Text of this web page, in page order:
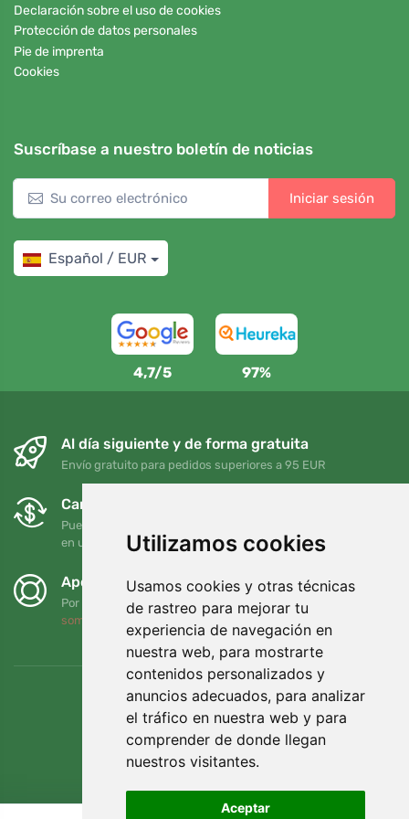
Utilizamos cookies
Usamos cookies y otras técnicas
de rastreo para mejorar tu
experiencia de navegación en
nuestra web, para mostrarte
contenidos personalizados y
anuncios adecuados, para analizar
el tráfico en nuestra web y para
comprender de donde llegan
nuestros visitantes.
Aceptar
Declaración sobre el uso de cookies
Protección de datos personales
Pie de imprenta
Cookies
Suscríbase a nuestro boletín de noticias
Iniciar sesión
Español / EUR
4,7/5 97%
Al día siguiente y de forma gratuita
Envío gratuito para pedidos superiores a 95 EUR
Cambios y devoluciones gratuitos
Puede devolver o cambiar su pedido en cualquier momento
en un plazo de 90 días
Apoyamos a Trees.org
Por cada pedido plantamos un árbol. Leer más
somos